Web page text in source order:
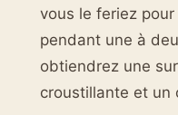
vous le feriez
pendant une à
obtiendrez une
croustillante et